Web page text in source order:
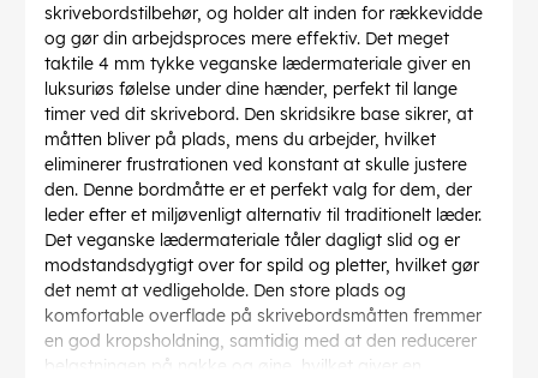
skrivebordstilbehør, og holder alt inden for rækkevidde
og gør din arbejdsproces mere effektiv. Det meget
taktile 4 mm tykke veganske lædermateriale giver en
luksuriøs følelse under dine hænder, perfekt til lange
timer ved dit skrivebord. Den skridsikre base sikrer, at
måtten bliver på plads, mens du arbejder, hvilket
eliminerer frustrationen ved konstant at skulle justere
den. Denne bordmåtte er et perfekt valg for dem, der
leder efter et miljøvenligt alternativ til traditionelt læder.
Det veganske lædermateriale tåler dagligt slid og er
modstandsdygtigt over for spild og pletter, hvilket gør
det nemt at vedligeholde. Den store plads og
komfortable overflade på skrivebordsmåtten fremmer
en god kropsholdning, samtidig med at den reducerer
belastningen på nakke og øjne, hvilket giver en